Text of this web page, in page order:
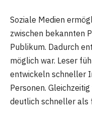
Soziale Medien
zwischen bekannten
Publikum. Dadurch
möglich war. Leser
entwickeln schneller
Personen.
deutlich schneller als